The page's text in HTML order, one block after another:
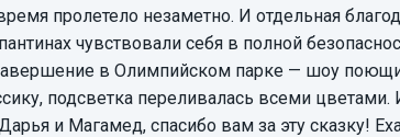
пролетело незаметно. И отдельная
чувствовали себя в полной
в Олимпийском парке — шоу
подсветка переливалась всеми
и Магамед, спасибо вам за эту сказку!